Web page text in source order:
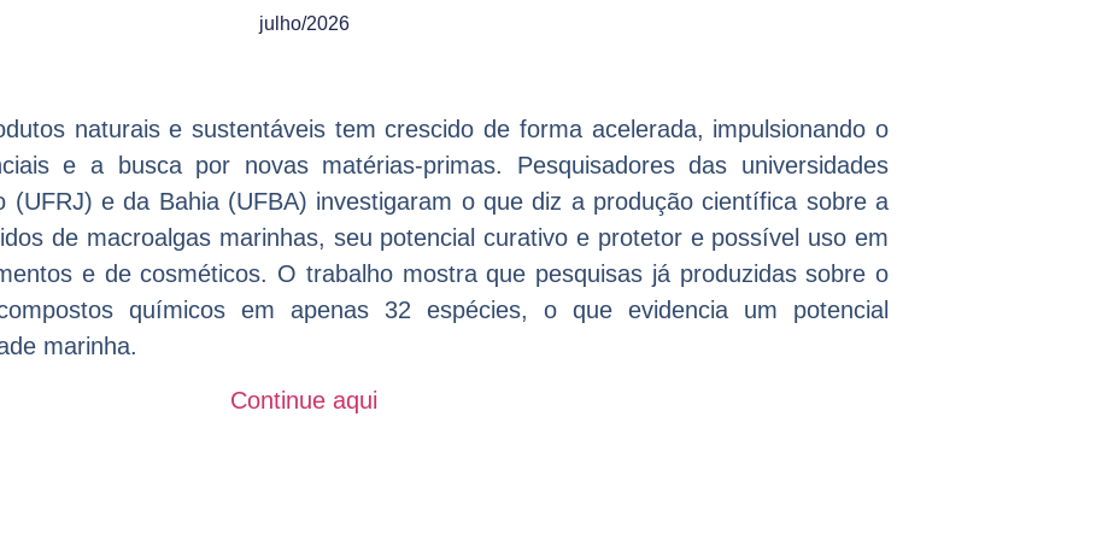
julho/2026
naturais e sustentáveis tem crescido de forma acelerada, impulsionando o
e a busca por novas matérias-primas. Pesquisadores das universidades
(UFRJ) e da Bahia (UFBA) investigaram o que diz a produção científica sobre a
de macroalgas marinhas, seu potencial curativo e protetor e possível uso em
e de cosméticos. O trabalho mostra que pesquisas já produzidas sobre o
químicos em apenas 32 espécies, o que evidencia um potencial
marinha.
Continue aqui